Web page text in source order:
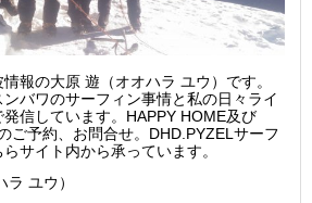
報の大原 遊（オオハラ ユウ）です。
バワのサーフィン事情と私の日々ライ
信しています。HAPPY HOME及び
ご予約、お問合せ。DHD.PYZELサーフ
サイト内から承っています。
ユウ）